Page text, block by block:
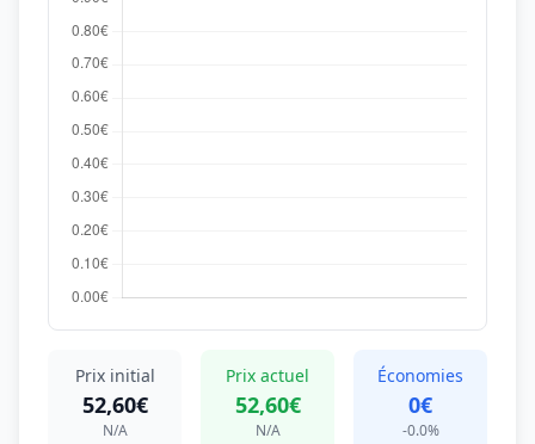
Prix initial
52,60€
N/A
Prix actuel
52,60€
N/A
Économies
0€
-0.0%